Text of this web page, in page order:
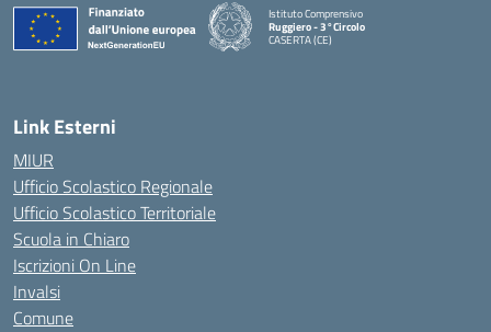
Istituto Comprensivo
Ruggiero - 3°Circolo
CASERTA (CE)
Link Esterni
MIUR
Ufficio Scolastico Regionale
Ufficio Scolastico Territoriale
Scuola in Chiaro
Iscrizioni On Line
Invalsi
Comune